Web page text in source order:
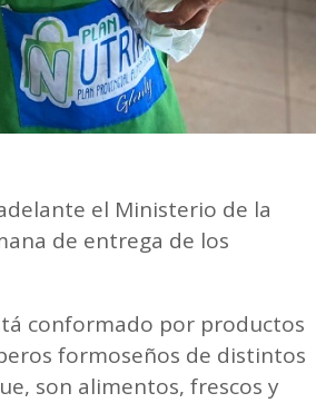
el Ministerio de la
de entrega de los
conformado por productos
formoseños de distintos
son alimentos, frescos y